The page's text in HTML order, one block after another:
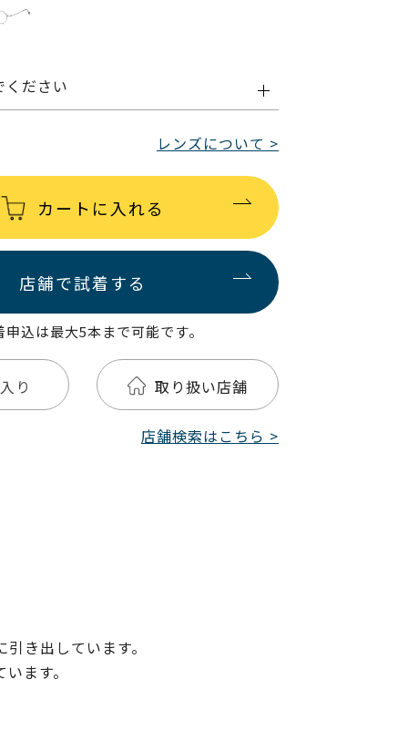
ください
レンズについて >
カートに入れる
店舗で試着する
込は最大5本まで可能です。
り 取り扱い店舗
店舗検索はこちら >
き出しています。
ます。